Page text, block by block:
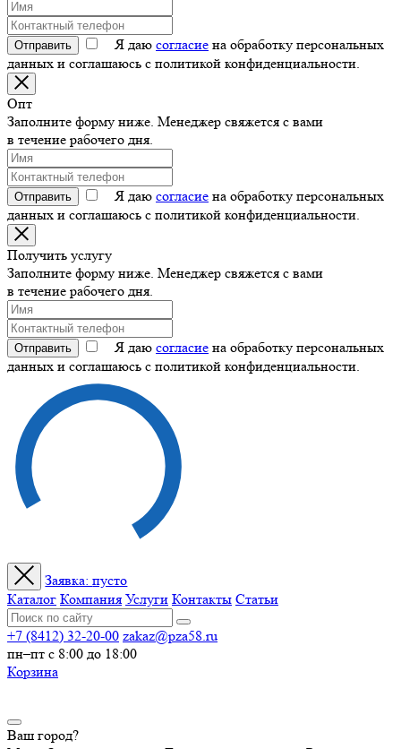
Отправить Я даю согласие на обработку персональных
данных и соглашаюсь с политикой конфиденциальности.
Опт
Заполните форму ниже. Менеджер свяжется с вами
в течение рабочего дня.
Отправить Я даю согласие на обработку персональных
данных и соглашаюсь с политикой конфиденциальности.
Получить услугу
Заполните форму ниже. Менеджер свяжется с вами
в течение рабочего дня.
Отправить Я даю согласие на обработку персональных
данных и соглашаюсь с политикой конфиденциальности.
Заявка:пусто
Каталог Компания Услуги Контакты Статьи
+7 (8412) 32-20-00 zakaz@pza58.ru
пн–пт с 8:00 до 18:00
Корзина
Ваш город?